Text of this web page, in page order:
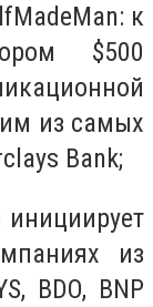
к
$500
из самых
Bank;
инициирует
из
BDO, BNP